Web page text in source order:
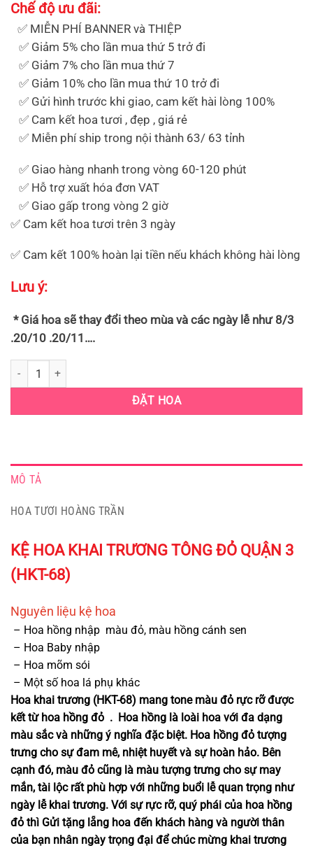
Chế độ ưu đãi:
✅ MIỄN PHÍ BANNER và THIỆP
✅ Giảm 5% cho lần mua thứ 5 trở đi
✅ Giảm 7% cho lần mua thứ 7
✅ Giảm 10% cho lần mua thứ 10 trở đi
✅ Gửi hình trước khi giao, cam kết hài lòng 100%
✅ Cam kết hoa tươi , đẹp , giá rẻ
✅ Miễn phí ship trong nội thành 63/ 63 tỉnh
✅ Giao hàng nhanh trong vòng 60-120 phút
✅ Hỗ trợ xuất hóa đơn VAT
✅ Giao gấp trong vòng 2 giờ
✅ Cam kết hoa tươi trên 3 ngày
✅ Cam kết 100% hoàn lại tiền nếu khách không hài lòng
Lưu ý:
* Giá hoa sẽ thay đổi theo mùa và các ngày lễ như 8/3
.20/10 .20/11….
KỆ HOA KHAI TRƯƠNG TÔNG ĐỎ QUẬN 3 (HKT-68) số lượng
ĐẶT HOA
MÔ TẢ
HOA TƯƠI HOÀNG TRẦN
KỆ HOA KHAI TRƯƠNG TÔNG ĐỎ QUẬN 3
(HKT-68)
Nguyên liệu kệ hoa
– Hoa hồng nhập màu đỏ, màu hồng cánh sen
– Hoa Baby nhập
– Hoa mõm sói
– Một số hoa lá phụ khác
Hoa khai trương (HKT-68) mang tone màu đỏ rực rỡ được
kết từ hoa hồng đỏ . Hoa hồng là loài hoa với đa dạng
màu sắc và những ý nghĩa đặc biệt. Hoa hồng đỏ tượng
trưng cho sự đam mê, nhiệt huyết và sự hoàn hảo. Bên
cạnh đó, màu đỏ cũng là màu tượng trưng cho sự may
mắn, tài lộc rất phù hợp với những buổi lễ quan trọng như
ngày lễ khai trương. Với sự rực rỡ, quý phái của hoa hồng
đỏ thì Gửi tặng lẵng hoa đến khách hàng và người thân
của bạn nhân ngày trọng đại để chúc mừng khai trương